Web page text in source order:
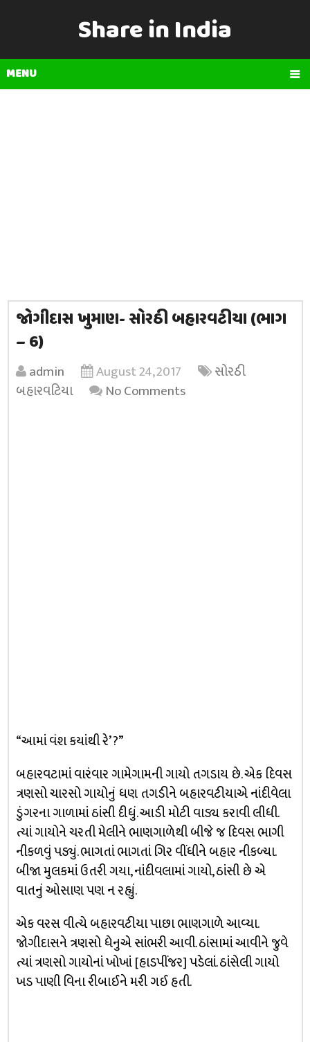
Share in India
MENU
જોગીદાસ ખુમાણ- સોરઠી બહારવટીયા (ભાગ
– 6)
admin August 24, 2017
સોરઠી
બહારવટિયા
No Comments
“આમાં વંશ કયાંથી રે’ ?”
બહારવટામાં વારંવાર ગામેગામની ગાયો તગડાય છે. એક દિવસ
ત્રણસો ચારસો ગાયોનું ધણ તગડીને બહારવટીયાએ નાંદીવેલા
ડુંગરના ગાળામાં ઠાંસી દીધું. આડી મોટી વાડ્ય કરાવી લીધી.
ત્યાં ગાયોને ચરતી મેલીને ભાણગાળેથી બીજે જ દિવસ ભાગી
નીકળવું પડ્યું. ભાગતાં ભાગતાં ગિર વીંધીને બહાર નીકળ્યા.
બીજા મુલકમાં ઉતરી ગયા, નાંદીવલામાં ગાયો, ઠાંસી છે એ
વાતનું ઓસાણ પણ ન રહ્યું.
એક વરસ વીત્યે બહારવટીયા પાછા ભાણગાળે આવ્યા.
જોગીદાસને ત્રણસો ધેનુએ સાંભરી આવી. ઠાંસામાં આવીને જુવે
ત્યાં ત્રણસો ગાયોનાં ખોખાં [હાડપીંજર] પડેલાં. ઠાંસેલી ગાયો
ખડ પાણી વિના રીબાઈને મરી ગઈ હતી.